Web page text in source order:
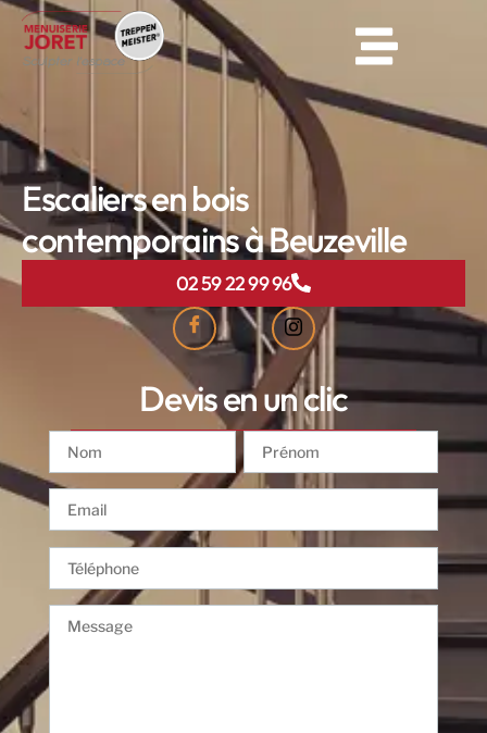
Escaliers en bois
contemporains à Beuzeville
02 59 22 99 96
Devis en un clic